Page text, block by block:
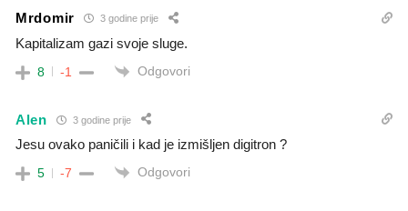
Mrdomir 3 godine prije
Kapitalizam gazi svoje sluge.
8 -1 Odgovori
Alen 3 godine prije
Jesu ovako paničili i kad je izmišljen digitron ?
5 -7 Odgovori